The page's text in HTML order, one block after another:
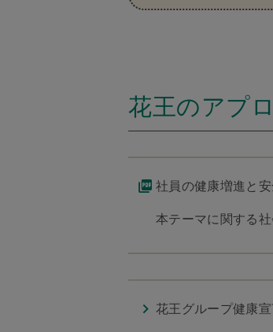
花王のアプ
社員の健康増進と
本テーマに関する
花王グループ健康宣